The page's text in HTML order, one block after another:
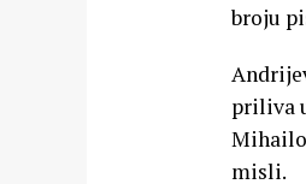
broju
priliva
misli.